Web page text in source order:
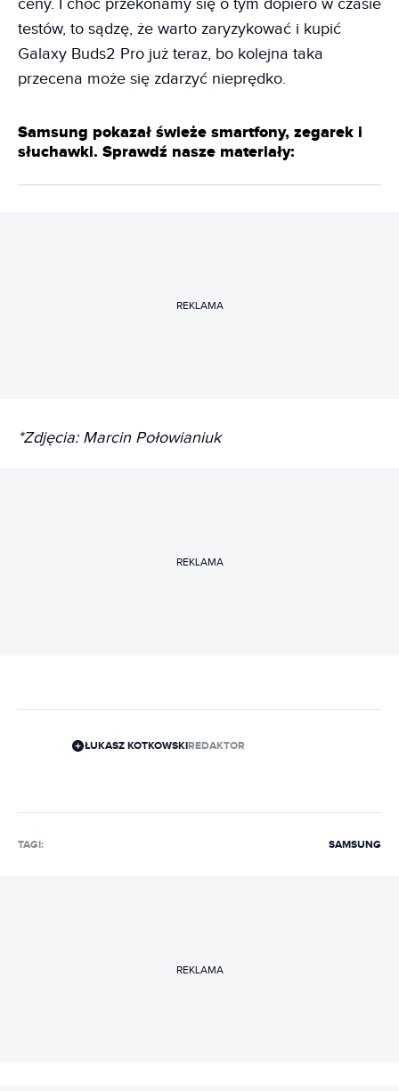
ceny. I choć przekonamy się o tym dopiero w czasie
testów, to sądzę, że warto zaryzykować i kupić
Galaxy Buds2 Pro już teraz, bo kolejna taka
przecena może się zdarzyć nieprędko.
Samsung pokazał świeże smartfony, zegarek i
słuchawki. Sprawdź nasze materiały:
REKLAMA
*Zdjęcia: Marcin Połowianiuk
REKLAMA
ŁUKASZ KOTKOWSKIREDAKTOR
TAGI: SAMSUNG
REKLAMA